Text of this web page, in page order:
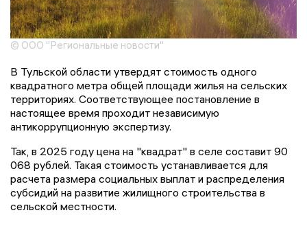
© ООО "Региональные новости"
В Тульской области утвердят стоимость одного
квадратного метра общей площади жилья на сельских
территориях. Соответствующее постановление в
настоящее время проходит независимую
антикоррупционную экспертизу.
Так, в 2025 году цена на "квадрат" в селе составит 90
068 рублей. Такая стоимость устанавливается для
расчета размера социальных выплат и распределения
субсидий на развитие жилищного строительства в
сельской местности.